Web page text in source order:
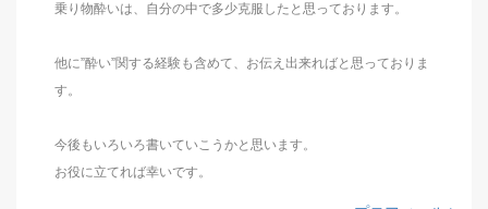
乗り物酔いは、自分の中で多少克服したと思っております。
他に”酔い”関する経験も含めて、お伝え出来ればと思っておりま
す。
今後もいろいろ書いていこうかと思います。
お役に立てれば幸いです。